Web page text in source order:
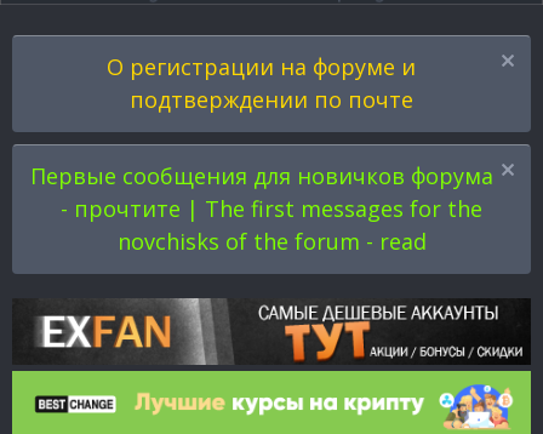
О регистрации на форуме и
подтверждении по почте
Первые сообщения для новичков форума
- прочтите | The first messages for the
novchisks of the forum - read